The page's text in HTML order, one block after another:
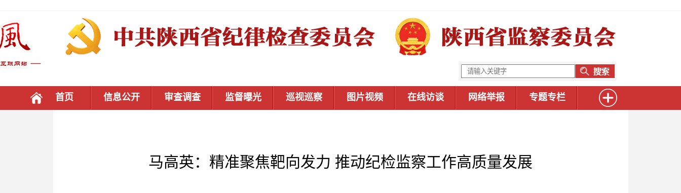
首页 信息公开 审查调查 监督曝光 巡视巡察 图片视频 在线访谈 网络举报 专题专栏
马高英：精准聚焦靶向发力 推动纪检监察工作高质量发展